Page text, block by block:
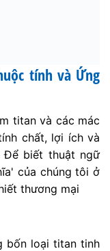
tính và Ứng
titan và các mác
chất, lợi ích và
Để biết thuật ngữ
của chúng tôi ở
thương mại
bốn loại titan tinh